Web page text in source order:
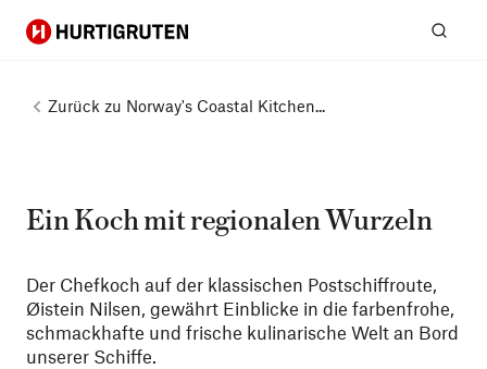
Hurtigruten
Zurück zu Norway's Coastal Kitchen...
Ein Koch mit regionalen Wurzeln
Der Chefkoch auf der klassischen Postschiffroute,
Øistein Nilsen, gewährt Einblicke in die farbenfrohe,
schmackhafte und frische kulinarische Welt an Bord
unserer Schiffe.